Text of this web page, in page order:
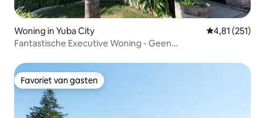
Woning in Yuba City Gemiddelde
4,81 (251)
Fantastische Executive Woning - Geen
Favoriet van gasten
Favoriet van gasten